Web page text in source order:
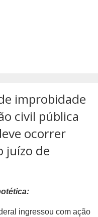
improbidade
civil pública
ocorrer
juízo de
ingressou com ação